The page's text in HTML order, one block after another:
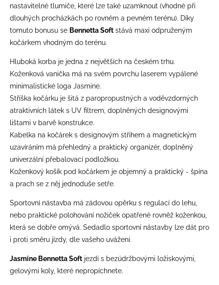
nastavitelné tlumiče, které lze také uzamknout (vhodné při
dlouhých procházkách po rovném a pevném terénu). Díky
tomuto bonusu se Bennetta Soft stává maxi odpruženým
kočárkem vhodným do terénu.
Hluboká korba je jedna z největších na českém trhu.
Koženková vanička má na svém povrchu laserem vypálené
minimalistické loga Jasmine.
Stříška kočárku je šitá z paropropustných a voděvzdorných
atraktivních látek s UV filtrem, doplněných designovými
lištami v barvě konstrukce.
Kabelka na kočárek s designovým střihem a magnetickým
uzavíráním má přehledný a praktický organizér, doplněný
univerzální přebalovací podložkou.
Koženkový košík pod kočárkem je objemný a praktický - špína
a prach se z něj jednoduše setře.
Sportovní nástavba má zádovou opěrku s regulací do lehu,
nebo praktické polohování nožiček opatřené rovněž koženkou,
která se dobře omývá. Sedadlo sportovní nástavby lze dát pro
i proti směru jízdy, dle vašeho uvážení.
Jasmine Bennetta Soft jezdí s bezúdržbovými ložiskovými,
gelovými koly, které nepropíchnete.